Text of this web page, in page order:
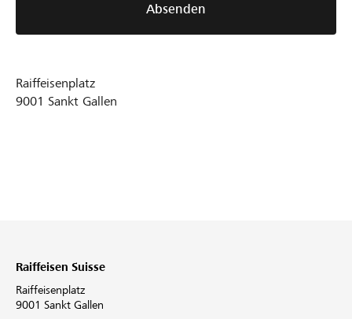
Absenden
Raiffeisenplatz
9001 Sankt Gallen
Raiffeisen Suisse
Raiffeisenplatz
9001 Sankt Gallen